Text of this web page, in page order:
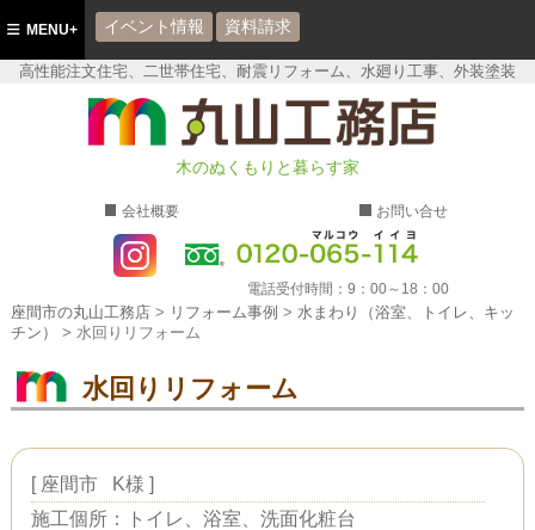
高性能注文住宅、二世帯住宅、耐震リフォーム、水廻り工事、外装塗装
座間市の丸山工務店
木のぬくもりと暮らす家
会社概要 お問い合せ
電話受付時間： 9：00～18：00
MENU+ イベント情報 資料請求
座間市の丸山工務店> リフォーム事例 > 水まわり（浴室、トイレ、キッ
チン）
> 水回りリフォーム
水回りリフォーム
[ 座間市 K様 ]
施工個所：トイレ、浴室、洗面化粧台